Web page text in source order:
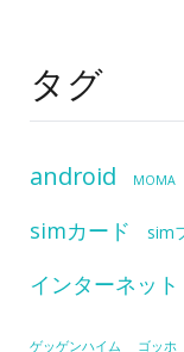
タグ
android MOMA
simカード sim
インターネット
ゲッゲンハイム ゴッホ